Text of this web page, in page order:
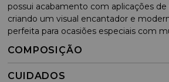
possui acabamento com aplicações de
criando um visual encantador e
perfeita para ocasiões especiais com
COMPOSIÇÃO
CUIDADOS